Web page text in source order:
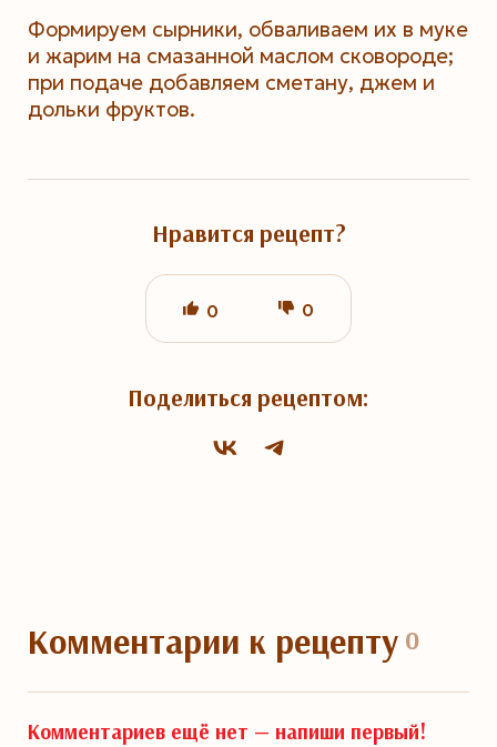
Формируем сырники, обваливаем их в муке
и жарим на смазанной маслом сковороде;
при подаче добавляем сметану, джем и
дольки фруктов.
Нравится рецепт?
0 0
Поделиться рецептом:
Комментарии к рецепту0
Комментариев ещё нет — напиши первый!